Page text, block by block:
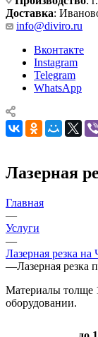
Доставка:
info@diviro.ru
Вконтакте
Instagram
Telegram
WhatsApp
Лазерная
Главная
—
Услуги
—
Лазерная резка
—Лазерная резка
Материалы толще
оборудовании.